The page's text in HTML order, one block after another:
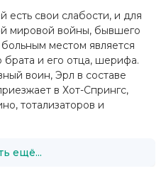
есть свои слабости, и для
мировой войны, бывшего
местом является
и его отца, шерифа.
воин, Эрл в составе
в Хот-Спрингс,
тотализаторов и
ещё...